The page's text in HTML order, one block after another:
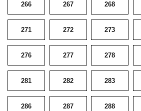
266 267 268
271 272 273
276 277 278
281 282 283
286 287 288